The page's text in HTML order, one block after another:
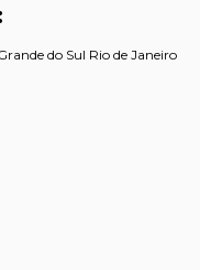
do Sul Rio de Janeiro